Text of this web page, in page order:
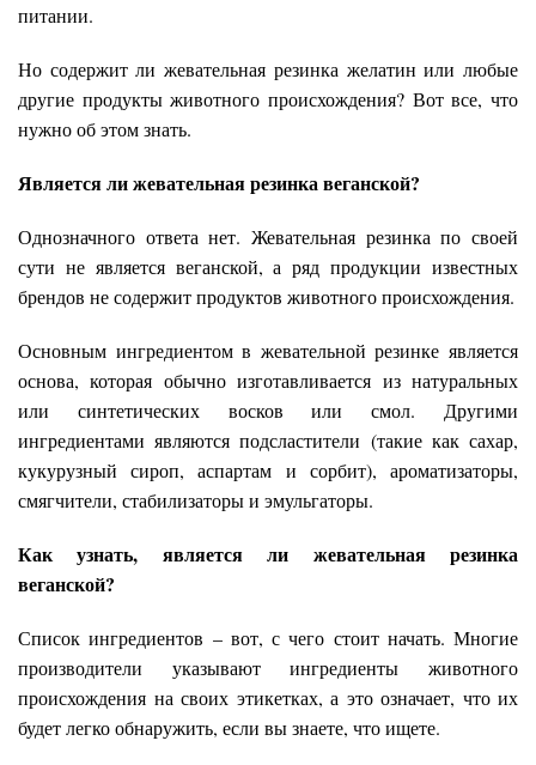
питании.
Но содержит ли жевательная резинка желатин или любые
другие продукты животного происхождения? Вот все, что
нужно об этом знать.
Является ли жевательная резинка веганской?
Однозначного ответа нет. Жевательная резинка по своей
сути не является веганской, а ряд продукции известных
брендов не содержит продуктов животного происхождения.
Основным ингредиентом в жевательной резинке является
основа, которая обычно изготавливается из натуральных
или синтетических восков или смол. Другими
ингредиентами являются подсластители (такие как сахар,
кукурузный сироп, аспартам и сорбит), ароматизаторы,
смягчители, стабилизаторы и эмульгаторы.
Как узнать, является ли жевательная резинка
веганской?
Список ингредиентов – вот, с чего стоит начать. Многие
производители указывают ингредиенты животного
происхождения на своих этикетках, а это означает, что их
будет легко обнаружить, если вы знаете, что ищете.